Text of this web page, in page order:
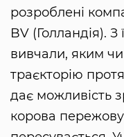
розроблені
BV (Голландія).
вивчали, яким
траєкторію
дає можливість
корова